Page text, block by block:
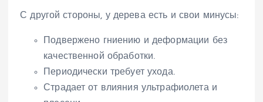
С другой стороны, у дерева есть и свои минусы:
Подвержено гниению и деформации без
качественной обработки.
Периодически требует ухода.
Страдает от влияния ультрафиолета и